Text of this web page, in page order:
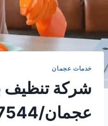
خدمات عجمان
شركة تنظيف